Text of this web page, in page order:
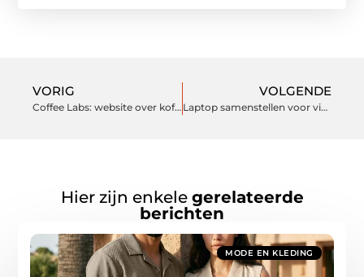
VORIG
Coffee Labs: website over koffieapparaten, is dit waar jij naar op zoek bent?
VOLGENDE
Laptop samenstellen voor videografie
Hier zijn enkele gerelateerde
berichten
MODE EN KLEDING